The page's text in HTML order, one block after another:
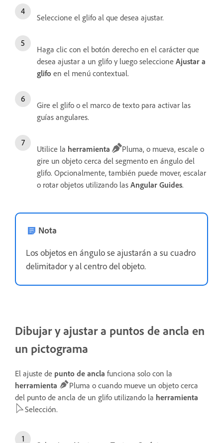
Seleccione el glifo al que desea ajustar.
Haga clic con el botón derecho en el carácter que
desea ajustar a un glifo y luego seleccione Ajustar a
glifo en el menú contextual.
Gire el glifo o el marco de texto para activar las
guías angulares.
Utilice la herramienta
Pluma, o mueva, escale o
gire un objeto cerca del segmento en ángulo del
glifo. Opcionalmente, también puede mover, escalar
o rotar objetos utilizando las Angular Guides.
Nota
Los objetos en ángulo se ajustarán a su cuadro
delimitador y al centro del objeto.
Dibujar y ajustar a puntos de ancla en
un pictograma
El ajuste de punto de ancla funciona solo con la
herramienta
Pluma o cuando mueve un objeto cerca
del punto de ancla de un glifo utilizando la herramienta
Selección.